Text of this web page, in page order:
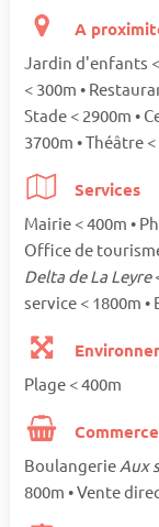
A
Jardin d'enfants
< 300m •
Stade < 2900m •
3700m • Théâtre
Services
Mairie < 400m •
Office de
Delta de La Leyre
service < 1800m •
Plage < 400m
Boulangerie Aux
800m • Vente